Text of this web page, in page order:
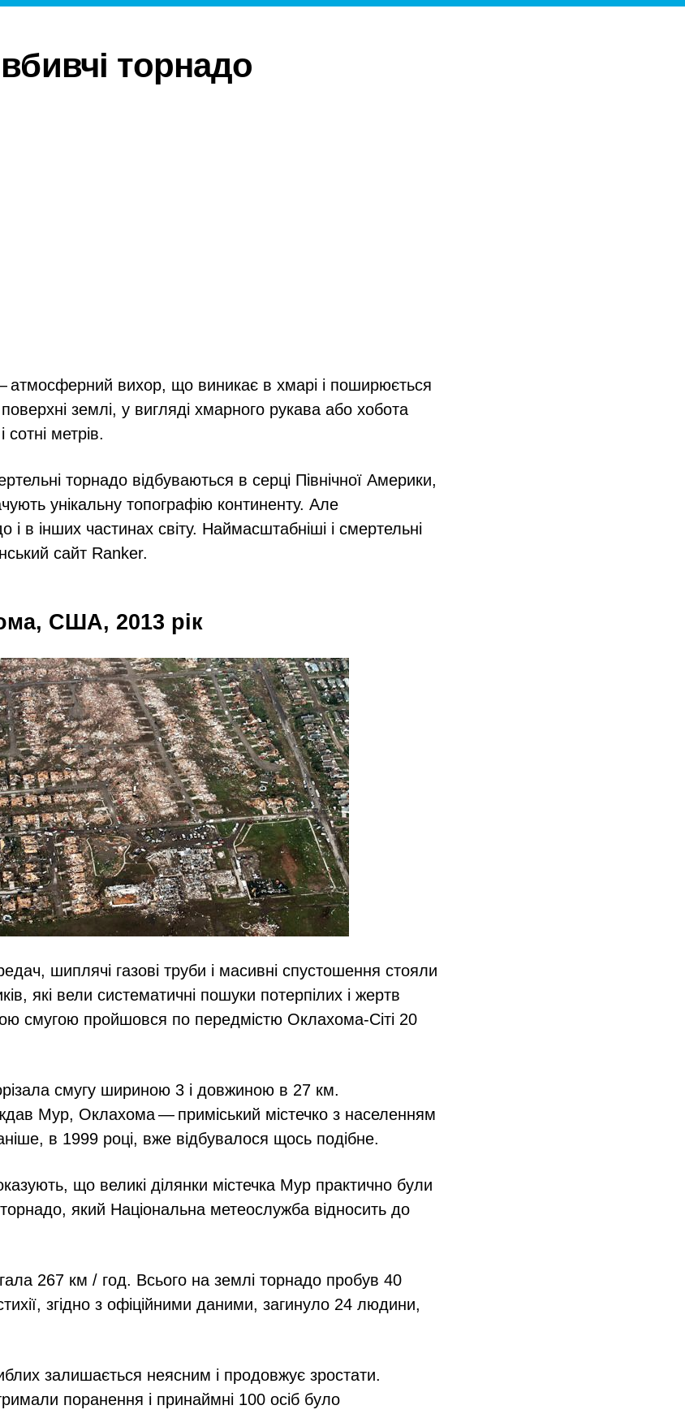
торнадо
вихор, що виникає в хмарі і поширюється
землі, у вигляді хмарного рукава або хобота
метрів.
торнадо відбуваються в серці Північної Америки,
унікальну топографію континенту. Але
і в інших частинах світу. Наймасштабніші і смертельні
сайт Ranker.
США, 2013 рік
шиплячі газові труби і масивні спустошення стояли
які вели систематичні пошуки потерпілих і жертв
смугою пройшовся по передмістю Оклахома-Сіті 20
смугу шириною 3 і довжиною в 27 км.
Мур, Оклахома — приміський містечко з населенням
в 1999 році, вже відбувалося щось подібне.
що великі ділянки містечка Мур практично були
який Національна метеослужба відносить до
267 км / год. Всього на землі торнадо пробув 40
згідно з офіційними даними, загинуло 24 людини,
залишається неясним і продовжує зростати.
поранення і принаймні 100 осіб було